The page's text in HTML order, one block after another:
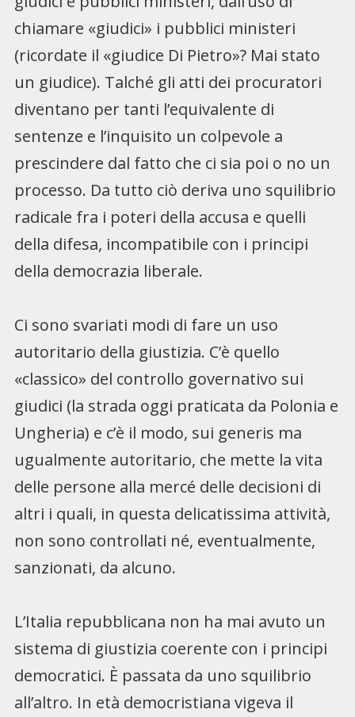
chiamare «giudici» i pubblici ministeri
(ricordate il «giudice Di Pietro»? Mai stato
un giudice). Talché gli atti dei procuratori
diventano per tanti l’equivalente di
sentenze e l’inquisito un colpevole a
prescindere dal fatto che ci sia poi o no un
processo. Da tutto ciò deriva uno squilibrio
radicale fra i poteri della accusa e quelli
della difesa, incompatibile con i principi
della democrazia liberale.
Ci sono svariati modi di fare un uso
autoritario della giustizia. C’è quello
«classico» del controllo governativo sui
giudici (la strada oggi praticata da Polonia e
Ungheria) e c’è il modo, sui generis ma
ugualmente autoritario, che mette la vita
delle persone alla mercé delle decisioni di
altri i quali, in questa delicatissima attività,
non sono controllati né, eventualmente,
sanzionati, da alcuno.
L’Italia repubblicana non ha mai avuto un
sistema di giustizia coerente con i principi
democratici. È passata da uno squilibrio
all’altro. In età democristiana vigeva il